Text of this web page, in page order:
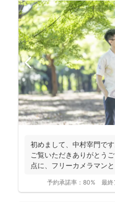
初めまして、中村宰門で
ご覧いただきありがとう
点に、フリーカメラマン
予約承諾率： 80% 最終